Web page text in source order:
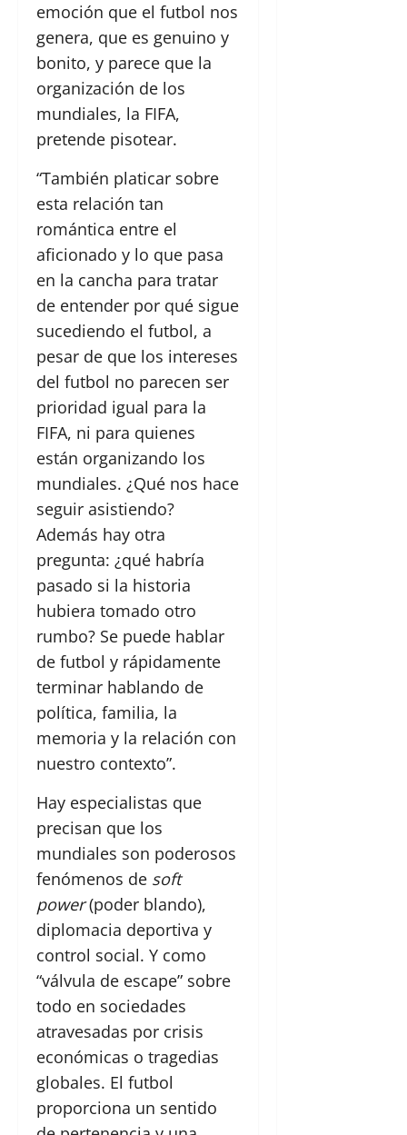
emoción que el futbol nos
genera, que es genuino y
bonito, y parece que la
organización de los
mundiales, la FIFA,
pretende pisotear.
“También platicar sobre
esta relación tan
romántica entre el
aficionado y lo que pasa
en la cancha para tratar
de entender por qué sigue
sucediendo el futbol, a
pesar de que los intereses
del futbol no parecen ser
prioridad igual para la
FIFA, ni para quienes
están organizando los
mundiales. ¿Qué nos hace
seguir asistiendo?
Además hay otra
pregunta: ¿qué habría
pasado si la historia
hubiera tomado otro
rumbo? Se puede hablar
de futbol y rápidamente
terminar hablando de
política, familia, la
memoria y la relación con
nuestro contexto”.
Hay especialistas que
precisan que los
mundiales son poderosos
fenómenos de soft
power(poder blando),
diplomacia deportiva y
control social. Y como
“válvula de escape” sobre
todo en sociedades
atravesadas por crisis
económicas o tragedias
globales. El futbol
proporciona un sentido